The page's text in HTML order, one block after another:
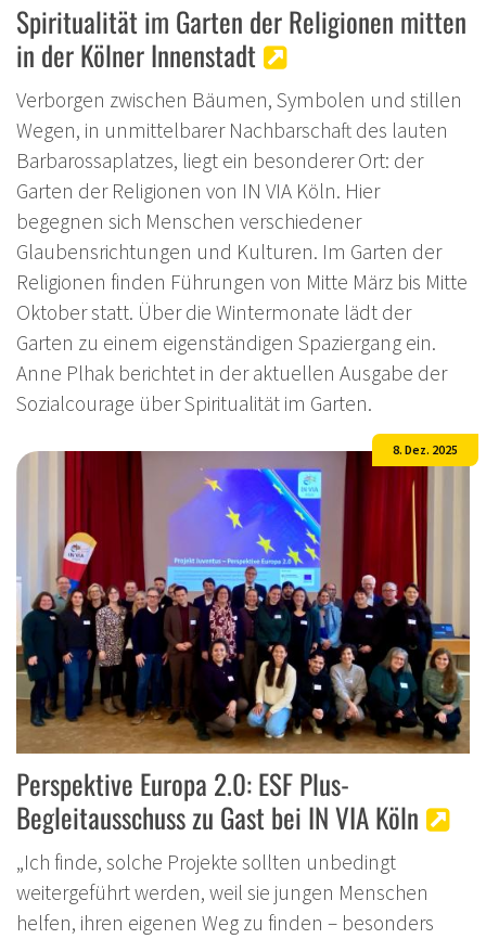
Spiritualität im Garten der Religionen mitten
in der Kölner Innenstadt
Verborgen zwischen Bäumen, Symbolen und stillen
Wegen, in unmittelbarer Nachbarschaft des lauten
Barbarossaplatzes, liegt ein besonderer Ort: der
Garten der Religionen von IN VIA Köln. Hier
begegnen sich Menschen verschiedener
Glaubensrichtungen und Kulturen. Im Garten der
Religionen finden Führungen von Mitte März bis Mitte
Oktober statt. Über die Wintermonate lädt der
Garten zu einem eigenständigen Spaziergang ein.
Anne Plhak berichtet in der aktuellen Ausgabe der
Sozialcourage über Spiritualität im Garten.
Perspektive Europa 2.0: ESF Plus-
Begleitausschuss zu Gast bei IN VIA Köln
8. Dez. 2025
„Ich finde, solche Projekte sollten unbedingt
weitergeführt werden, weil sie jungen Menschen
helfen, ihren eigenen Weg zu finden – besonders